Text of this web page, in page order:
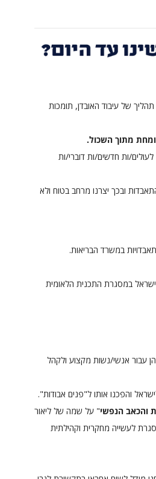
של עיבוד האובדן, תומכות
מתוך השכול.
ות חדשים/ות דוברי/ות
ובכך יצרנו מרחב בטוח ולא
במשרד הבריאות.
במסגרת התכנית הלאומית
עבור אנשי/נשות מקצוע ולקהל
והכאב הנפשי" על שמה של ליאור
לעשייה מחקרית וקהילתית